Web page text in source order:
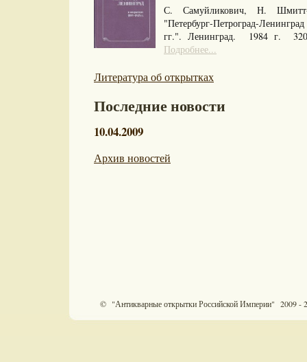
С. Самуйликович, Н.
"Петербург-Петроград-
гг.". Ленинград. 1984 г.
Подробнее...
Литература об открытках
Последние новости
10.04.2009
Архив новостей
© "Антикварные открытки Российской Империи" 2009 -